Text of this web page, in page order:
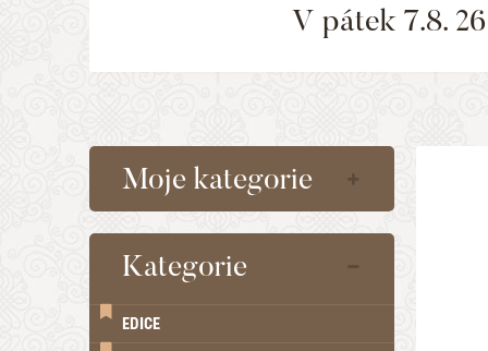
V pátek 7.8.
Moje kategorie
Kategorie
EDICE